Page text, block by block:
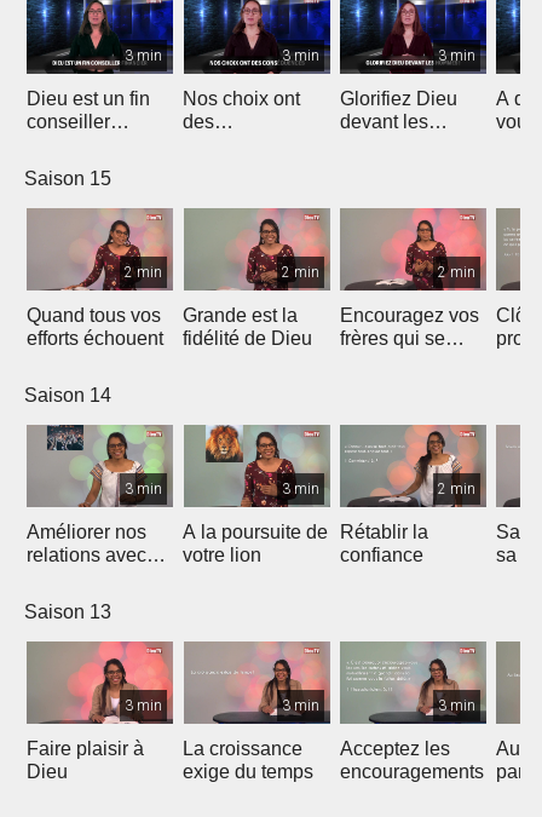
3 min
Dieu est un fin
conseiller
3 min
Nos choix ont
des
3 min
Glorifiez Dieu
devant les
A
vous
Saison 15
2 min
Quand tous vos
efforts échouent
2 min
Grande est la
fidélité de Dieu
2 min
Encouragez vos
frères qui se
Saison 14
3 min
Améliorer nos
relations avec
3 min
A la poursuite de
votre lion
2 min
Rétablir la
confiance
sa
Saison 13
3 min
Faire plaisir à
Dieu
3 min
La croissance
exige du temps
3 min
Acceptez les
encouragements
Au